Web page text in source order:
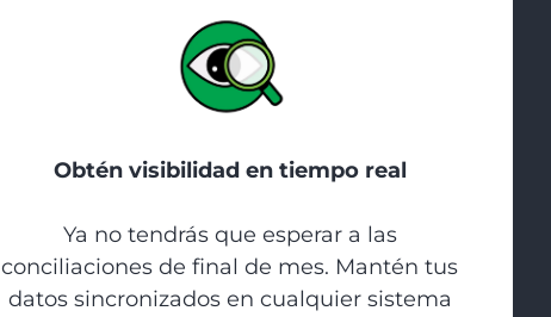
Obtén visibilidad en tiempo real
Ya no tendrás que esperar a las
conciliaciones de final de mes. Mantén tus
datos sincronizados en cualquier sistema